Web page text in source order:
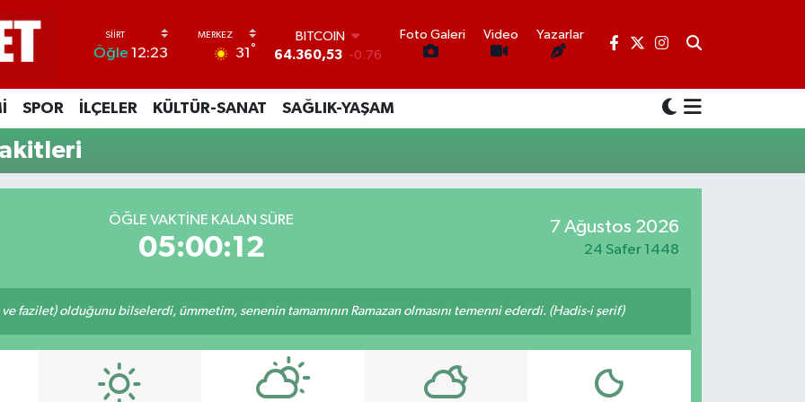
Öğle 12:23 31 °
BITCOIN
64.360,53 -0.76
47,7143 0.16
EURO
55,0317 -0.02
GRAM ALTIN
Foto Galeri Video Yazarlar
SPOR İLÇELER KÜLTÜR-SANAT SAĞLIK-YAŞAM
ÖĞLE VAKTINE KALAN SÜRE
05:00:11
7 Ağustos 2026
24 Safer 1448
ve fazilet) olduğunu bilselerdi, ümmetim, senenin tamamının Ramazan olmasını temenni ederdi. (Hadis-i şerif)